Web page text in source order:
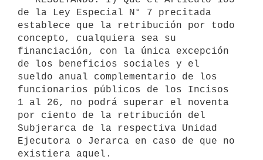
de la Ley Especial N° 7 precitada
establece que la retribución por todo
concepto, cualquiera sea su
financiación, con la única excepción
de los beneficios sociales y el
sueldo anual complementario de los
funcionarios públicos de los Incisos
1 al 26, no podrá superar el noventa
por ciento de la retribución del
Subjerarca de la respectiva Unidad
Ejecutora o Jerarca en caso de que no
existiera aquel.